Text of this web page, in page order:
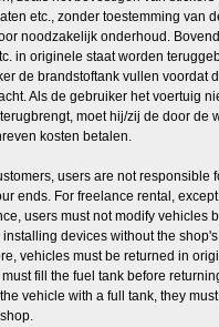
etc., zonder toestemming van
noodzakelijk onderhoud.
in originele staat worden
de brandstoftank vullen voordat
Als de gebruiker het voertuig
moet hij/zij de door de
kosten betalen.
users are not responsible
ends. For freelance rental,
users must not modify vehicles
installing devices without the shop's
vehicles must be returned in
fill the fuel tank before
vehicle with a full tank, they